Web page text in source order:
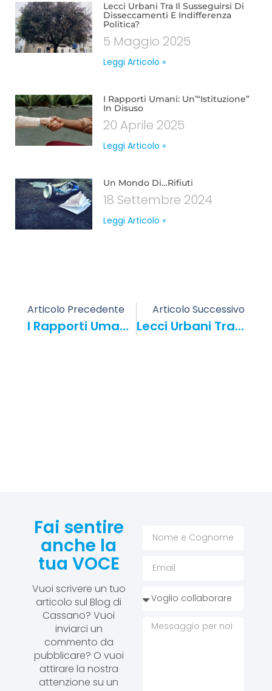
Lecci Urbani Tra Il Susseguirsi Di
Disseccamenti E Indifferenza
Politica?
5 Maggio 2025
Leggi Articolo »
I Rapporti Umani: Un’“istituzione”
In Disuso
20 Aprile 2025
Leggi Articolo »
Un Mondo Di…rifiuti
18 Settembre 2024
Leggi Articolo »
Articolo Precedente
I Rapporti Umani: Un’“istituzione” In Disuso
Articolo Successivo
Lecci Urbani Tra Il Susseguirsi Di Disseccamenti E Indifferenza Politica?
Fai sentire
anche la
tua VOCE
Vuoi scrivere un tuo
articolo sul Blog di
Cassano? Vuoi
inviarci un
commento da
pubblicare? O vuoi
attirare la nostra
attenzione su un